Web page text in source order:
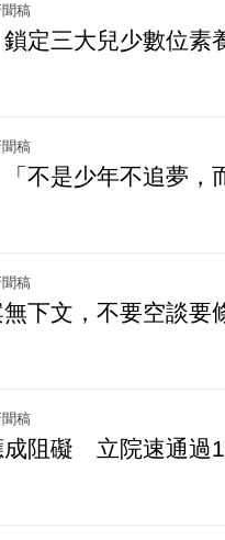
聞稿
鎖定三大兒少數位
聞稿
「不是少年不追夢
聞稿
無下文，不要空談
聞稿
成阻礙 立院速通過